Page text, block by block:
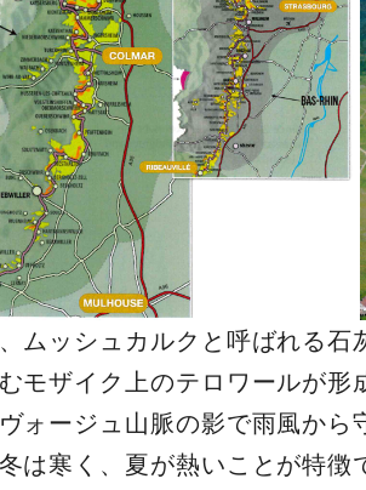
ムッシュカルクと呼ばれる
モザイク上のテロワールが形
ォージュ山脈の影で雨風か
は寒く、夏が熱いことが特